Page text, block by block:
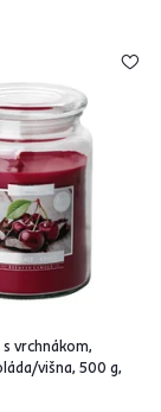
vrchnákom,
višna, 500 g,